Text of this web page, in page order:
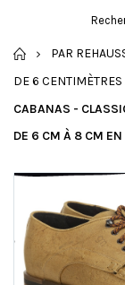
ACCUEIL
PAR
DE 6
CABANAS -
DE 6 CM À 8 CM EN